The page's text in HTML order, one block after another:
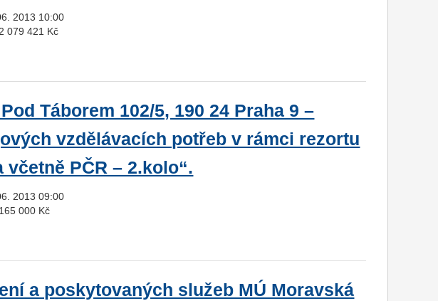
2013 10:00
079 421 Kč
Táborem 102/5, 190 24 Praha 9 –
vzdělávacích potřeb v rámci rezortu
PČR – 2.kolo“.
2013 09:00
000 Kč
a poskytovaných služeb MÚ Moravská